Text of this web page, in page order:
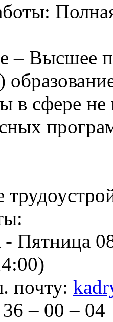
– Высшее
в сфере не
- Пятница
почту:
– 00 – 04